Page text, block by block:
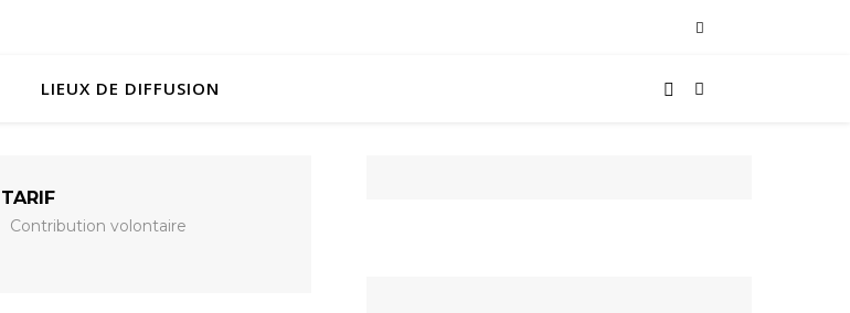
LIEUX DE DIFFUSION
TARIF
Contribution volontaire